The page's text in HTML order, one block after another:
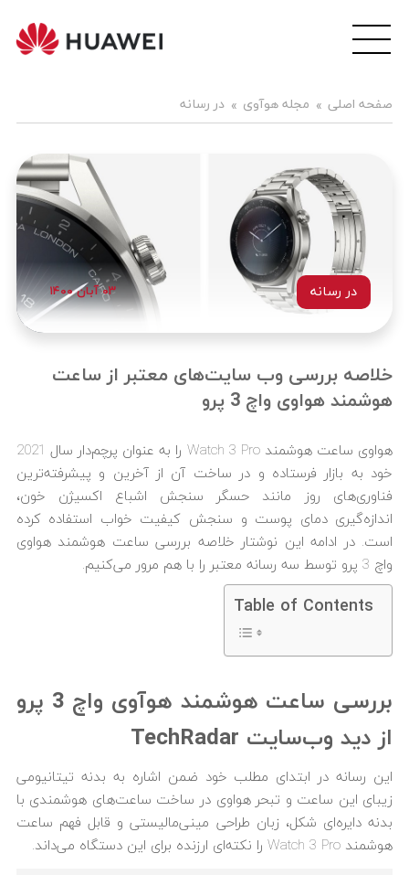
صفحه اصلی مجله هوآوی در رسانه
۰۳ آبان ۱۴۰۰ در رسانه
خلاصه بررسی وب سایت‌های معتبر از ساعت
هوشمند هواوی واچ 3 پرو
هواوی ساعت هوشمند Watch 3 Pro را به عنوان پرچم‌دار سال 2021
خود به بازار فرستاده و در ساخت آن از آخرین و پیشرفته‌ترین
فناوری‌های روز مانند حسگر سنجش اشباع اکسیژن خون،
اندازه‌گیری دمای پوست و سنجش کیفیت خواب استفاده کرده
است. در ادامه این نوشتار خلاصه بررسی ساعت هوشمند هواوی
واچ 3 پرو توسط سه رسانه معتبر را با هم مرور می‌کنیم.
Table of Contents
بررسی ساعت هوشمند هوآوی واچ 3 پرو
از دید وب‌سایت TechRadar
این رسانه در ابتدای مطلب خود ضمن اشاره به بدنه تیتانیومی
زیبای این ساعت و تبحر هواوی در ساخت ساعت‌های هوشمندی با
بدنه دایره‌ای شکل، زبان طراحی مینی‌مالیستی و قابل فهم ساعت
هوشمند Watch 3 Pro را نکته‌ای ارزنده برای این دستگاه می‌داند.